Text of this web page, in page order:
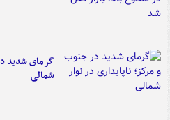
گرمای شدید
شمالی